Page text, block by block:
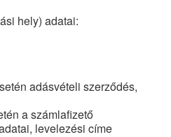
hely) adatai:
adásvételi szerződés,
a számlafizető
levelezési címe